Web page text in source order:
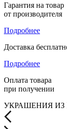
Гарантия на товар
от производителя
Подробнее
Доставка
Подробнее
Оплата товара
при получении
УКРАШЕНИЯ